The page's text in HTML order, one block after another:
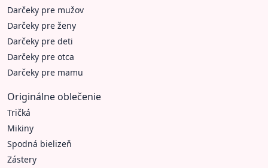
Darčeky pre mužov
Darčeky pre ženy
Darčeky pre deti
Darčeky pre otca
Darčeky pre mamu
Originálne oblečenie
Tričká
Mikiny
Spodná bielizeň
Zástery